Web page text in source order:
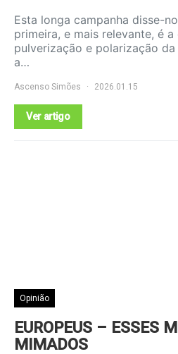
Esta longa campanha disse-
primeira, e mais relevante, é
pulverização e polarização
a…
Ascenso Simões 2026.01.15
Ver artigo
Opinião
EUROPEUS – ESSES
MIMADOS